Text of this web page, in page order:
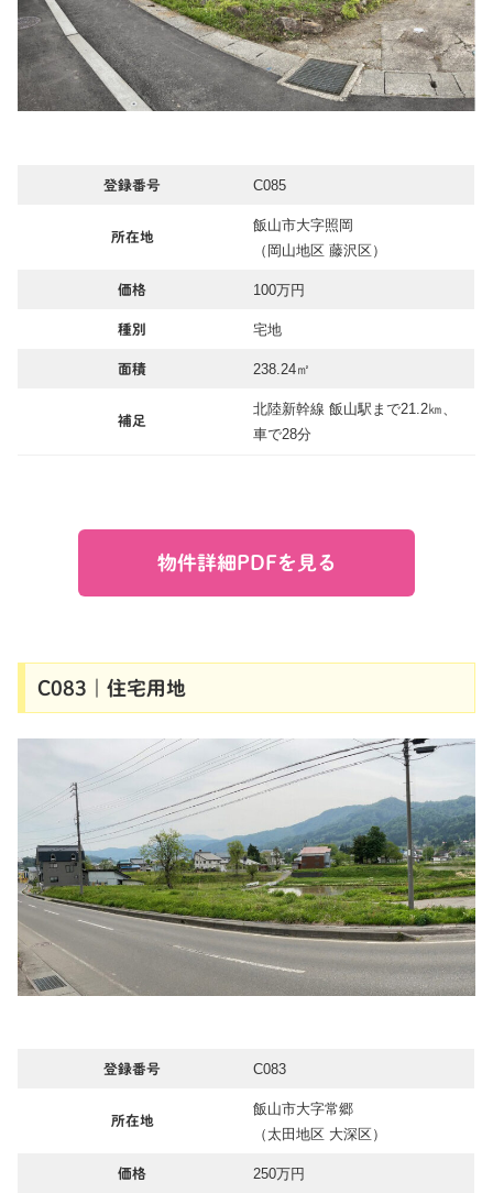
登録番号 C085
所在地
飯山市大字照岡
（岡山地区 藤沢区）
価格 100万円
種別 宅地
面積 238.24㎡
補足
北陸新幹線 飯山駅まで21.2㎞、
車で28分
物件詳細PDFを見る
C083｜住宅用地
登録番号 C083
所在地
飯山市大字常郷
（太田地区 大深区）
価格 250万円